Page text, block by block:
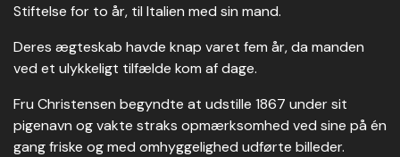
Stiftelse for to år, til Italien med sin mand.
Deres ægteskab havde knap varet fem år, da manden
ved et ulykkeligt tilfælde kom af dage.
Fru Christensen begyndte at udstille 1867 under sit
pigenavn og vakte straks opmærksomhed ved sine på én
gang friske og med omhyggelighed udførte billeder.